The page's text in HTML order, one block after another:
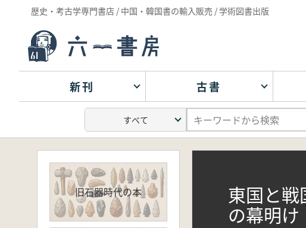
歴史・考古学専門書店 / 中国・韓国書の輸入販売 / 学術図書出版
新刊 古書
旧石器時代の本 東国と戦
の幕明け